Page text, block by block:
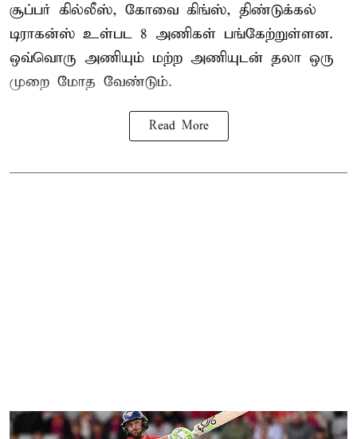
சூப்பர் கில்லீஸ், கோவை கிங்ஸ், திண்டுக்கல்
டிராகன்ஸ் உள்பட 8 அணிகள் பங்கேற்றுள்ளன.
ஒவ்வொரு அணியும் மற்ற அணியுடன் தலா ஒரு
முறை மோத வேண்டும்.
Read More